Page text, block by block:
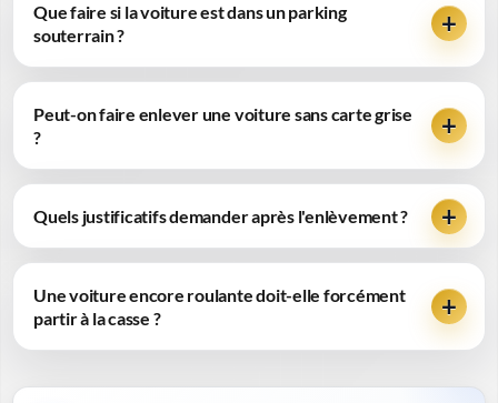
Que faire si la voiture est dans un parking
souterrain ?
Peut-on faire enlever une voiture sans carte grise
?
Quels justificatifs demander après l'enlèvement ?
Une voiture encore roulante doit-elle forcément
partir à la casse ?